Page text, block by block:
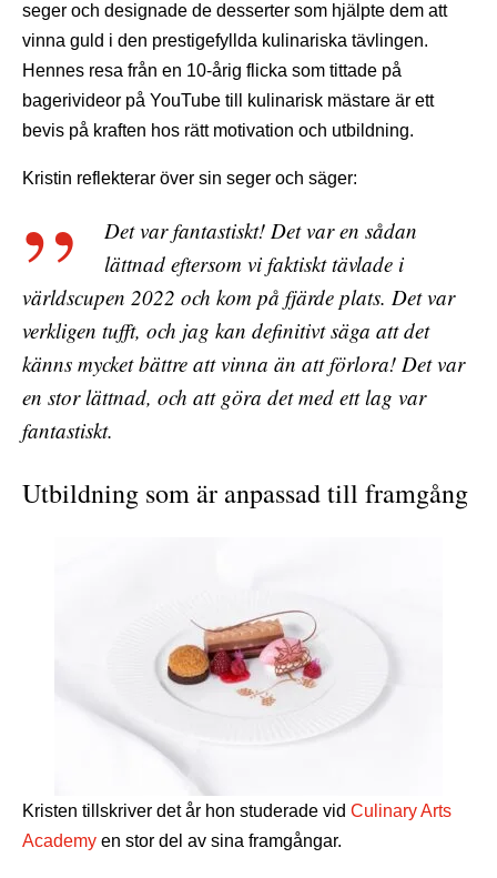
seger och designade de desserter som hjälpte dem att
vinna guld i den prestigefyllda kulinariska tävlingen.
Hennes resa från en 10-årig flicka som tittade på
bagerivideor på YouTube till kulinarisk mästare är ett
bevis på kraften hos rätt motivation och utbildning.
Kristin reflekterar över sin seger och säger:
Det var fantastiskt! Det var en sådan
lättnad eftersom vi faktiskt tävlade i
världscupen 2022 och kom på fjärde plats. Det var
verkligen tufft, och jag kan definitivt säga att det
känns mycket bättre att vinna än att förlora! Det var
en stor lättnad, och att göra det med ett lag var
fantastiskt.
Utbildning som är anpassad till framgång
Kristen tillskriver det år hon studerade vid Culinary Arts
Academy en stor del av sina framgångar.